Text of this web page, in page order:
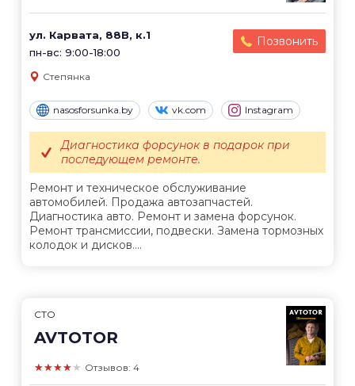
ул. Карвата, 88В, к.1
пн-вс: 9:00-18:00
Позвонить
Степянка
nasosforsunka.by vk.com Instagram
Ремонт и техническое обслуживание
автомобилей. Продажа автозапчастей.
Диагностика авто. Ремонт и замена форсунок.
Ремонт трансмиссии, подвески. Замена тормозных
колодок и дисков....
Диагностика форсунок в подарок при
последующем ремонте.
СТО
AVTOTOR
★★★★★ Отзывов: 4